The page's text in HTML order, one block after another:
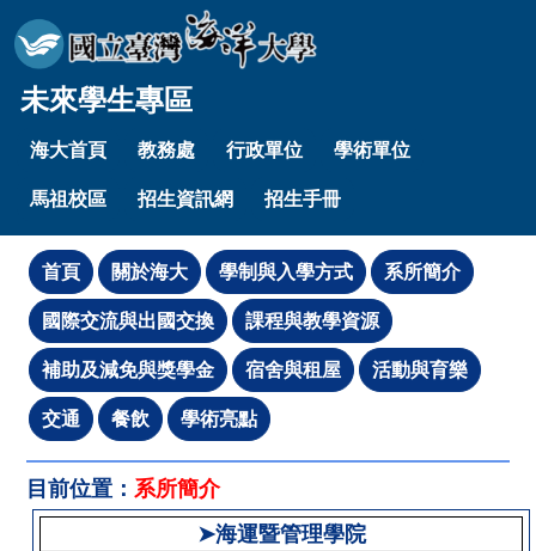
未來學生專區
海大首頁 教務處 行政單位 學術單位
馬祖校區 招生資訊網 招生手冊
目前位置： 系所簡介
➤海運暨管理學院